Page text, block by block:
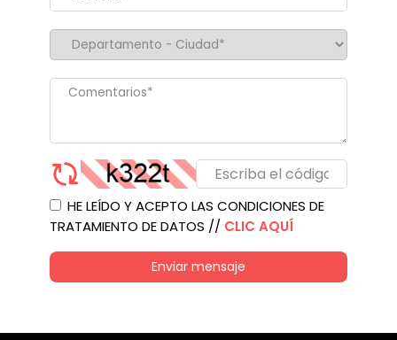
HE LEÍDO Y ACEPTO LAS CONDICIONES DE
TRATAMIENTO DE DATOS // CLIC AQUÍ
Enviar mensaje